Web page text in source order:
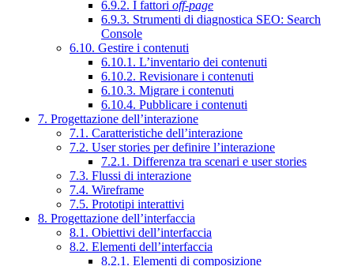
6.9.2. I fattori off-page
6.9.3. Strumenti di diagnostica SEO: Search
Console
6.10. Gestire i contenuti
6.10.1. L’inventario dei contenuti
6.10.2. Revisionare i contenuti
6.10.3. Migrare i contenuti
6.10.4. Pubblicare i contenuti
7. Progettazione dell’interazione
7.1. Caratteristiche dell’interazione
7.2. User stories per definire l’interazione
7.2.1. Differenza tra scenari e user stories
7.3. Flussi di interazione
7.4. Wireframe
7.5. Prototipi interattivi
8. Progettazione dell’interfaccia
8.1. Obiettivi dell’interfaccia
8.2. Elementi dell’interfaccia
8.2.1. Elementi di composizione